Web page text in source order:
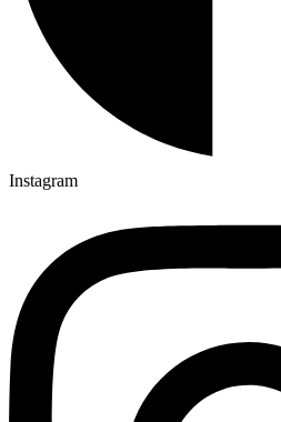
Instagram